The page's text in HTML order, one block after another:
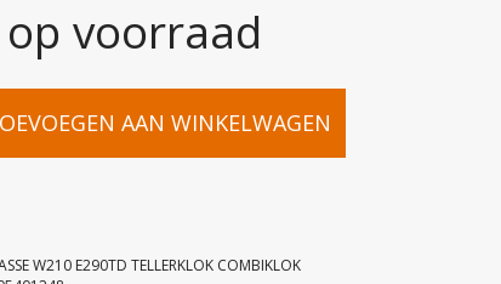
voorraad
AAN WINKELWAGEN
W210 E290TD TELLERKLOK COMBIKLOK